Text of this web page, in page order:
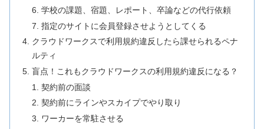
学校の課題、宿題、レポート、卒論などの代行依頼
指定のサイトに会員登録させようとしてくる
クラウドワークスで利用規約違反したら課せられるペナ
ルティ
盲点！これもクラウドワークスの利用規約違反になる？
契約前の面談
契約前にラインやスカイプでやり取り
ワーカーを常駐させる